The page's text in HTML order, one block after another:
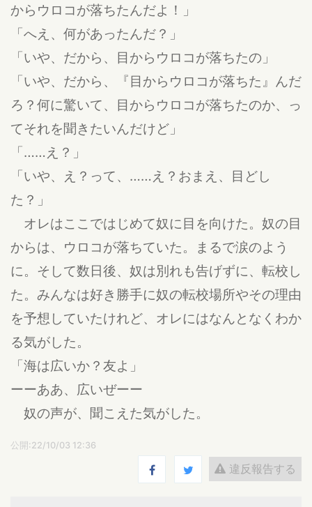
からウロコが落ちたんだよ！」
「へえ、何があったんだ？」
「いや、だから、目からウロコが落ちたの」
「いや、だから、『目からウロコが落ちた』んだ
ろ？何に驚いて、目からウロコが落ちたのか、っ
てそれを聞きたいんだけど」
「……え？」
「いや、え？って、……え？おまえ、目どし
た？」
オレはここではじめて奴に目を向けた。奴の目
からは、ウロコが落ちていた。まるで涙のよう
に。そして数日後、奴は別れも告げずに、転校し
た。みんなは好き勝手に奴の転校場所やその理由
を予想していたけれど、オレにはなんとなくわか
る気がした。
「海は広いか？友よ」
ーーああ、広いぜーー
奴の声が、聞こえた気がした。
公開:22/10/03 12:36
違反報告する